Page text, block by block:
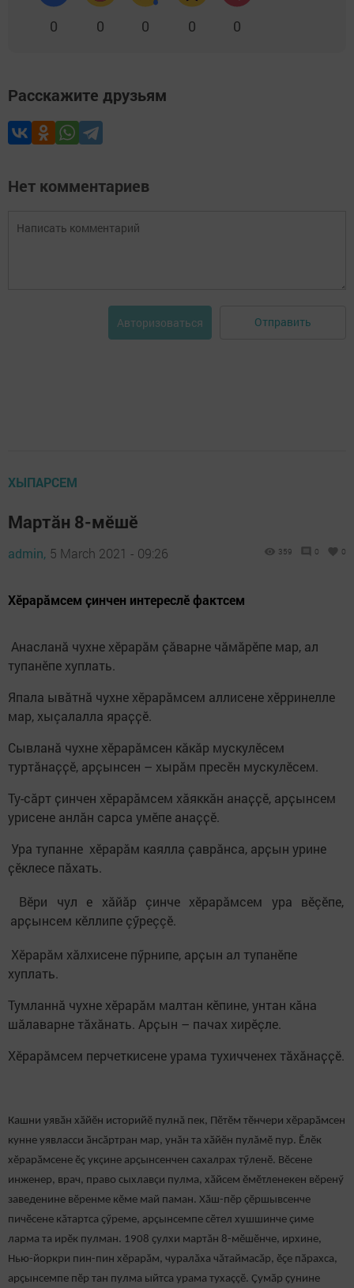
0 0 0 0 0
Расскажите друзьям
Нет комментариев
Авторизоваться Отправить
ХЫПАРСЕМ
Мартăн 8-мӗшӗ
admin, 5 March 2021 - 09:26 359 0 0
Хӗрарӑмсем ҫинчен интереслӗ фактсем
Анасланă чухне хӗрарӑм ҫӑварне чăмăрӗпе мар, ал
тупанӗпе хуплать.
Япала ывӑтнӑ чухне хӗрарӑмсем аллисене хӗрринелле
мар, хыçалалла яраҫҫӗ.
Сывланă чухне хӗрарӑмсен кӑкӑр мускулӗсем
туртӑнаҫҫӗ, арҫынсен – хырӑм пресӗн мускулӗсем.
Ту-сăрт ҫинчен хӗрарӑмсем хӑяккӑн анаҫҫӗ, арҫынсем
урисене анлăн сарса умӗпе анаҫҫӗ.
Ура тупанне хӗрарӑм каялла ҫаврăнса, арҫын урине
ҫӗклесе пăхать.
Вӗри чул е хăйăр çинче хӗрарӑмсем ура вӗçӗпе,
арҫынсем кӗллипе çӳреççӗ.
Хӗрарӑм хӑлхисене пӳрнипе, арҫын ал тупанӗпе
хуплать.
Тумланнӑ чухне хӗрарӑм малтан кӗпине, унтан кăна
шӑлаварне тӑхӑнать. Арҫын – пачах хирӗçле.
Хӗрарӑмсем перчеткисене урама тухичченех тӑхӑнаҫҫӗ.
Кашни уявӑн хӑйӗн историйӗ пулнă пек, Пӗтӗм тӗнчери хӗрарӑмсен
кунне уявласси ӑнсӑртран мар, унăн та хӑйӗн пулăмӗ пур. Ӗлӗк
хӗрарӑмсене ӗç укçине арҫынсенчен сахалрах тӳленӗ. Вӗсене
инженер, врач, право сыхлавçи пулма, хӑйсем ӗмӗтленекен вӗренӳ
заведенине вӗренме кӗме май паман. Хӑш-пӗр ҫӗршывсенче
пичӗсене кăтартса ҫӳреме, арçынсемпе сӗтел хушшинче çиме
ларма та ирӗк пулман. 1908 ҫулхи мартăн 8-мӗшӗнче, ирхине,
Нью-йоркри пин-пин хӗрарӑм, чуралӑха чӑтаймасӑр, ӗҫе пӑрахса,
арҫынсемпе пӗр тан пулма ыйтса урама тухаççӗ. Çумӑр ҫунине